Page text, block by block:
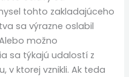
tohto zakladajúceho
sa výrazne oslabil
možno
sa týkajú udalostí z
v ktorej vznikli. Ak teda